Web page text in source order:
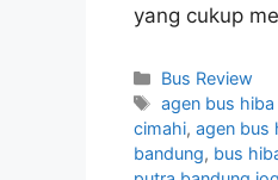
yang cukup
Categories
Bus Review
Tags
agen bus hiba
cimahi, agen bus
bandung, bus